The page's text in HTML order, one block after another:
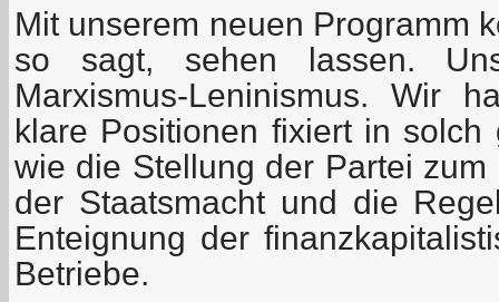
Mit unserem neuen Programm
so sagt, sehen lassen.
Marxismus-Leninismus. Wir
klare Positionen fixiert in solch
wie die Stellung der Partei
der Staatsmacht und die
Enteignung der
Betriebe.